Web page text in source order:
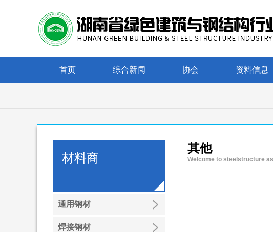
首页 综合新闻 协会 资料信息
材料商
通用钢材
焊接钢材
其他
Welcome to steelstructure